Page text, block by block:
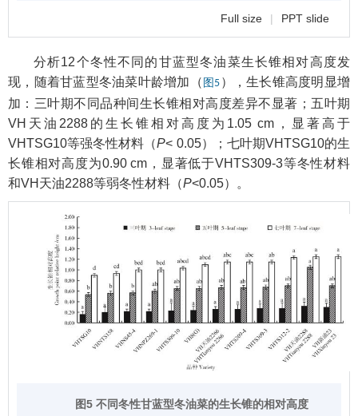
Full size | PPT slide
分析12个冬性不同的甘蓝型冬油菜生长锥相对高度发
现，随着甘蓝型冬油菜叶龄增加（ 图5 ），生长锥高度明显增
加：三叶期不同品种间生长锥相对高度差异不显著；五叶期
VH天油2288的生长锥相对高度为1.05 cm，显著高于
VHTSG10等强冬性材料（P< 0.05）；七叶期VHTSG10的生
长锥相对高度为0.90 cm，显著低于VHTS309-3等冬性材料
和VH天油2288等弱冬性材料（P<0.05）。
图5 不同冬性甘蓝型冬油菜的生长锥的相对高度